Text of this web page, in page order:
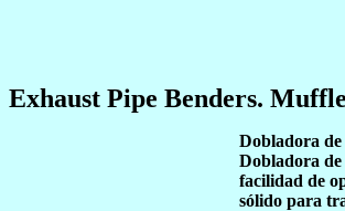
Exhaust Pipe Benders.
Dobladora
Dobladora
facilidad de
sólido para